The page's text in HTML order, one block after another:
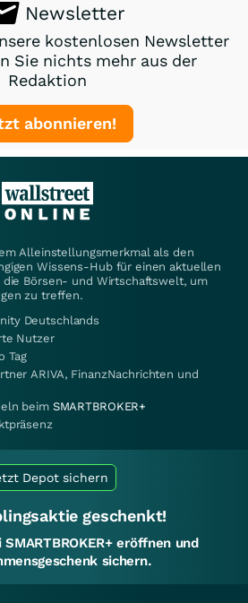
Newsletter
kostenlosen Newsletter
Sie nichts mehr aus der
Redaktion
abonnieren!
Alleinstellungsmerkmal als den
Wissens-Hub für einen aktuellen
die Börsen- und Wirtschaftswelt, um
zu treffen.
Deutschlands
Nutzer
Tag
ARIVA, FinanzNachrichten und
beim SMARTBROKER+
Depot sichern
geschenkt!
eröffnen und
sichern.